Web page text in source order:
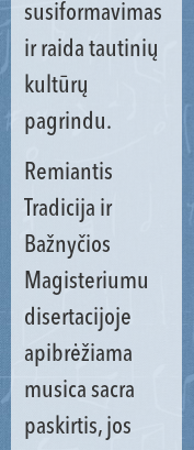
susiformavimas
ir raida tautinių
kultūrų
pagrindu.
Remiantis
Tradicija ir
Bažnyčios
Magisteriumu
disertacijoje
apibrėžiama
musica sacra
paskirtis, jos